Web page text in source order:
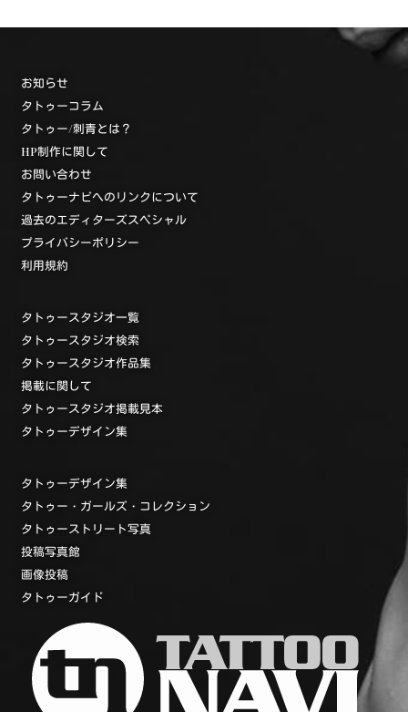
お知らせ
タトゥーコラム
タトゥー/刺青とは？
HP制作に関して
お問い合わせ
タトゥーナビへのリンクについて
過去のエディターズスペシャル
プライバシーポリシー
利用規約
タトゥースタジオ一覧
タトゥースタジオ検索
タトゥースタジオ作品集
掲載に関して
タトゥースタジオ掲載見本
タトゥーデザイン集
タトゥーデザイン集
タトゥー・ガールズ・コレクション
タトゥーストリート写真
投稿写真館
画像投稿
タトゥーガイド